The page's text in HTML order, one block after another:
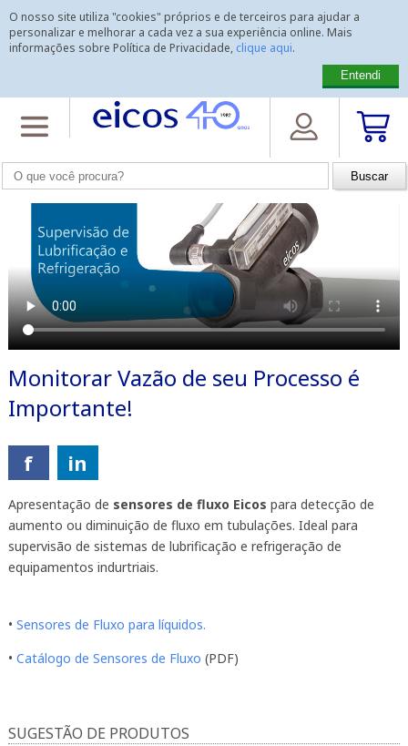
O nosso site utiliza "cookies" próprios e de terceiros para ajudar a
personalizar e melhorar a cada vez a sua experiência online. Mais
informações sobre Política de Privacidade, clique aqui.
Entendi
Home > Vídeos Monitorar Vazão de seu Processo é Importante!
Monitorar Vazão de seu Processo é
Importante!
f in
Apresentação de sensores de fluxo Eicos para detecção de
aumento ou diminuição de fluxo em tubulações. Ideal para
supervisão de sistemas de lubrificação e refrigeração de
equipamentos indurtriais.
• Sensores de Fluxo para líquidos.
• Catálogo de Sensores de Fluxo (PDF)
SUGESTÃO DE PRODUTOS